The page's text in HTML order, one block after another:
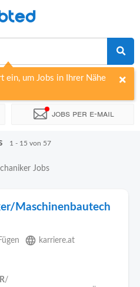
ein, um Jobs in Ihrer Nähe
Jobs per e-mail
Personaldienstleister
1 - 15 von 57
Jobs
Maschinenbautech
language karriere.at
/